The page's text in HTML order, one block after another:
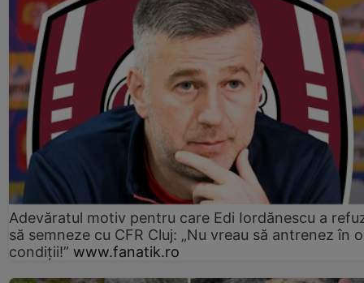
Adevăratul motiv pentru care Edi Iordănescu a
să semneze cu CFR Cluj: „Nu vreau să antrenez în
condiții!” www.fanatik.ro